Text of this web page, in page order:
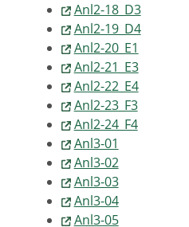
Anl2-18_D3
Anl2-19_D4
Anl2-20_E1
Anl2-21_E3
Anl2-22_E4
Anl2-23_F3
Anl2-24_F4
Anl3-01
Anl3-02
Anl3-03
Anl3-04
Anl3-05